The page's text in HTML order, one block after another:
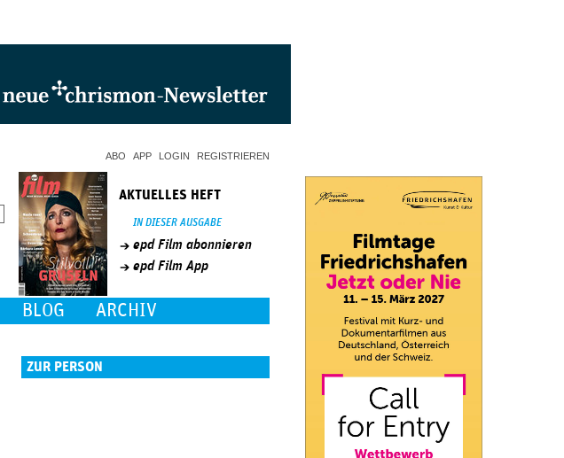
ABO APP LOGIN REGISTRIEREN
AKTUELLES HEFT
IN DIESER AUSGABE
epd Film abonnieren
epd Film App
BLOG ARCHIV
ZUR PERSON